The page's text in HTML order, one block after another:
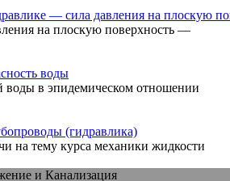
— сила давления на плоскую
на плоскую поверхность —
воды
воды в эпидемическом отношении
(гидравлика)
на тему курса механики жидкости
и Канализация